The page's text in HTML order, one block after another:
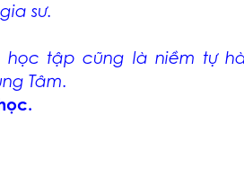
sư.
học tập cũng là niềm tự
Tâm.